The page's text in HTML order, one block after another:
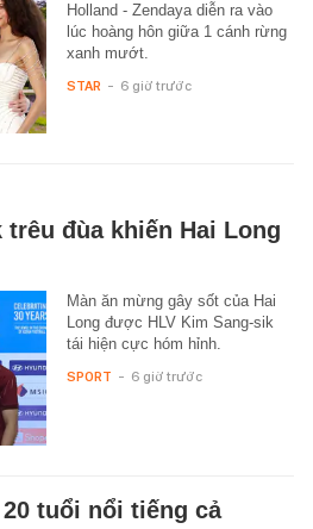
Holland - Zendaya diễn ra vào
lúc hoàng hôn giữa 1 cánh rừng
xanh mướt.
STAR - 6 giờ trước
trêu đùa khiến Hai Long
Màn ăn mừng gây sốt của Hai
Long được HLV Kim Sang-sik
tái hiện cực hóm hỉnh.
SPORT - 6 giờ trước
tuổi nổi tiếng cả